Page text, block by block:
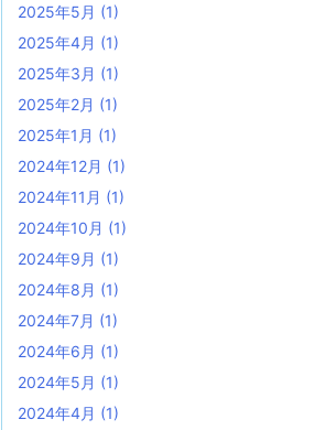
2025年5月 (1)
2025年4月 (1)
2025年3月 (1)
2025年2月 (1)
2025年1月 (1)
2024年12月 (1)
2024年11月 (1)
2024年10月 (1)
2024年9月 (1)
2024年8月 (1)
2024年7月 (1)
2024年6月 (1)
2024年5月 (1)
2024年4月 (1)